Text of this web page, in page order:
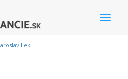
Toggle
Ilek